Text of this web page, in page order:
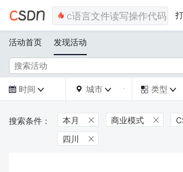
活动首页 发现活动
 时间   城市   类型 
本月  商业模式 
四川 